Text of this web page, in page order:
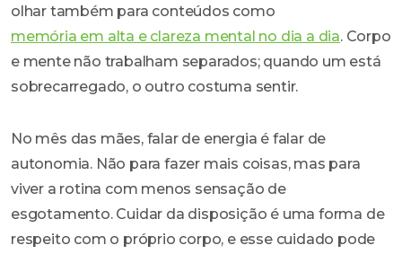
olhar também para conteúdos como
memória em alta e clareza mental no dia a dia. Corpo
e mente não trabalham separados; quando um está
sobrecarregado, o outro costuma sentir.
No mês das mães, falar de energia é falar de
autonomia. Não para fazer mais coisas, mas para
viver a rotina com menos sensação de
esgotamento. Cuidar da disposição é uma forma de
respeito com o próprio corpo, e esse cuidado pode